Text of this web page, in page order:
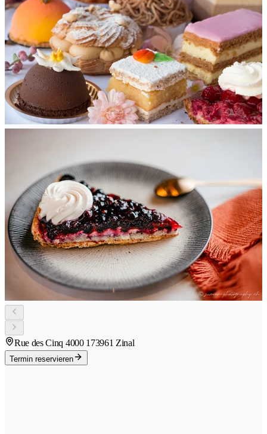
Rue des Cinq 4000 173961 Zinal
Termin reservieren